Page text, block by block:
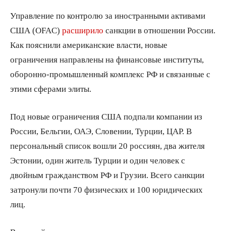
Управление по контролю за иностранными активами
США (OFAC) расширило санкции в отношении России.
Как пояснили американские власти, новые
ограничения направлены на финансовые институты,
оборонно-промышленный комплекс РФ и связанные с
этими сферами элиты.
Под новые ограничения США подпали компании из
России, Бельгии, ОАЭ, Словении, Турции, ЦАР. В
персональный список вошли 20 россиян, два жителя
Эстонии, один житель Турции и один человек с
двойным гражданством РФ и Грузии. Всего санкции
затронули почти 70 физических и 100 юридических
лиц.